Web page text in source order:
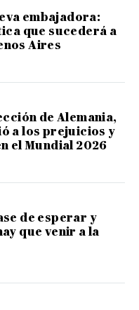
embajadora:
que sucederá a
Aires
de Alemania,
a los prejuicios y
el Mundial 2026
de esperar y
que venir a la